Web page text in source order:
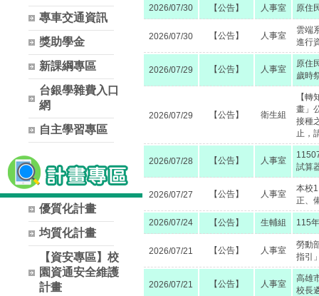
專車交通資訊
獎助學金
新課綱專區
台銀學雜費入口
網
自主學習專區
優質化計畫
均質化計畫
【資安專區】校
園資通安全維護
計畫
2026/07/30 【公告】 人事室 原住
2026/07/30 【公告】 人事室
雲端
進行
2026/07/29 【公告】 人事室
原住
歲時
2026/07/29 【公告】 衛生組
【
畫」
接種
止，
2026/07/28 【公告】 人事室
試算
2026/07/27 【公告】 人事室
本校
正、
2026/07/24 【公告】 生輔組 115
2026/07/21 【公告】 人事室
勞動
指引
2026/07/21 【公告】 人事室
高雄
校長